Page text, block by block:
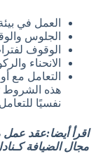
العمل في
الجلوس
الوقوف
الانحناء
التعامل مع
هذه الشروط
نفسيًا
اقرأ أيضا:عقد
مجال الضيافة